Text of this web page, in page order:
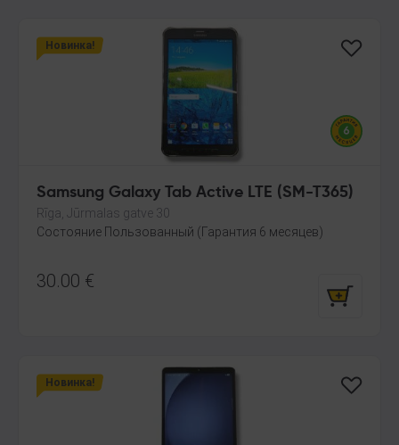
Новинка!
Samsung Galaxy Tab Active LTE (SM-T365)
Rīga, Jūrmalas gatve 30
Состояние Пользованный (Гарантия 6 месяцев)
30.00 €
Новинка!